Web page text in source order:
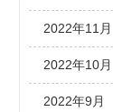
2022年11月
2022年10月
2022年9月